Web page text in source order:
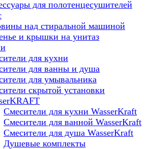
для полотенцесушителей
над стиральной машиной
и крышки на унитаз
для кухни
для ванны и душа
для умывальника
скрытой установки
Смесители для кухни WasserKraft
Смесители для ванной WasserKraft
Смесители для душа WasserKraft
Душевые комплекты